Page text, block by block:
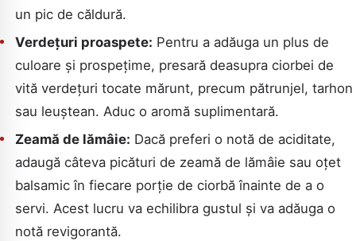
un pic de căldură.
Verdețuri proaspete: Pentru a adăuga un plus de
culoare și prospețime, presară deasupra ciorbei de
vită verdețuri tocate mărunt, precum pătrunjel, tarhon
sau leuștean. Aduc o aromă suplimentară.
Zeamă de lămâie: Dacă preferi o notă de aciditate,
adaugă câteva picături de zeamă de lămâie sau oțet
balsamic în fiecare porție de ciorbă înainte de a o
servi. Acest lucru va echilibra gustul și va adăuga o
notă revigorantă.